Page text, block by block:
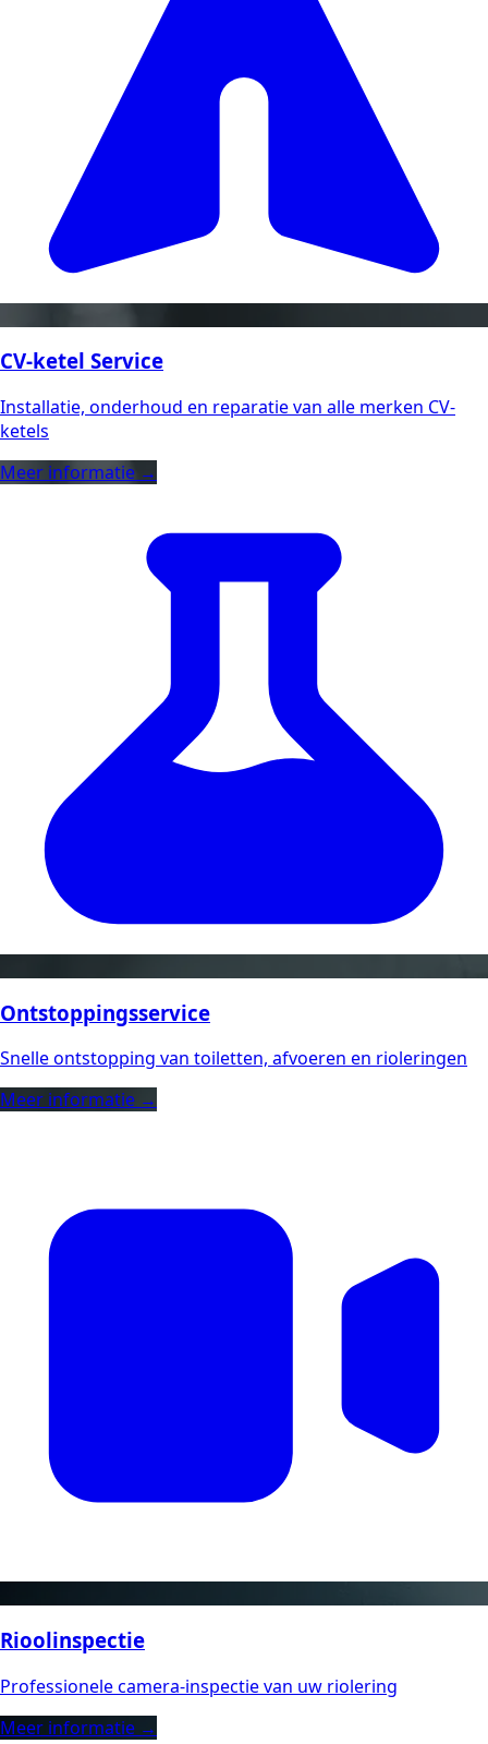
CV-ketel Service
Installatie, onderhoud en reparatie van alle merken CV-
ketels
Meer informatie →
Ontstoppingsservice
Snelle ontstopping van toiletten, afvoeren en rioleringen
Meer informatie →
Rioolinspectie
Professionele camera-inspectie van uw riolering
Meer informatie →